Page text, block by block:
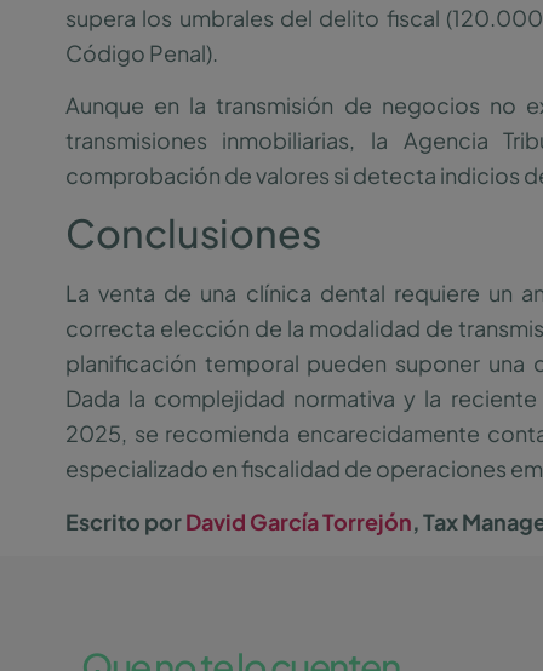
supera los umbrales del delito fiscal
Código Penal).
Aunque en la transmisión de negocios no
transmisiones inmobiliarias, la Agencia
comprobación de valores si detecta indicios
Conclusiones
La venta de una clínica dental requiere un
correcta elección de la modalidad de
planificación temporal pueden suponer una
Dada la complejidad normativa y la
2025, se recomienda encarecidamente
especializado en fiscalidad de operaciones
Escrito porDavid García Torrejón, Tax